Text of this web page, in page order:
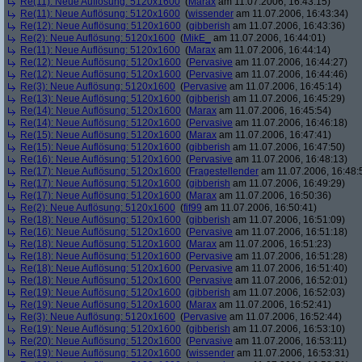
Re(11): Neue Auflösung: 5120x1600 (wissender am 11.07.2006, 16:43:34)
Re(12): Neue Auflösung: 5120x1600 (gibberish am 11.07.2006, 16:43:36)
Re(2): Neue Auflösung: 5120x1600 (MikE_
am 11.07.2006, 16:44:01)
Re(11): Neue Auflösung: 5120x1600 (Marax am 11.07.2006, 16:44:14)
Re(12): Neue Auflösung: 5120x1600 (Pervasive am 11.07.2006, 16:44:27)
Re(12): Neue Auflösung: 5120x1600 (Pervasive am 11.07.2006, 16:44:46)
Re(3): Neue Auflösung: 5120x1600 (Pervasive am 11.07.2006, 16:45:14)
Re(13): Neue Auflösung: 5120x1600 (gibberish am 11.07.2006, 16:45:29)
Re(14): Neue Auflösung: 5120x1600 (Marax am 11.07.2006, 16:45:54)
Re(14): Neue Auflösung: 5120x1600 (Pervasive am 11.07.2006, 16:46:18)
Re(15): Neue Auflösung: 5120x1600 (Marax am 11.07.2006, 16:47:41)
Re(15): Neue Auflösung: 5120x1600 (gibberish am 11.07.2006, 16:47:50)
Re(16): Neue Auflösung: 5120x1600 (Pervasive am 11.07.2006, 16:48:13)
Re(17): Neue Auflösung: 5120x1600 (Fragestellender am 11.07.2006,
Re(17): Neue Auflösung: 5120x1600 (gibberish am 11.07.2006, 16:49:29)
Re(17): Neue Auflösung: 5120x1600 (Marax am 11.07.2006, 16:50:36)
Re(2): Neue Auflösung: 5120x1600 (fif99 am 11.07.2006, 16:50:41)
Re(18): Neue Auflösung: 5120x1600 (gibberish am 11.07.2006, 16:51:09)
Re(16): Neue Auflösung: 5120x1600 (Pervasive am 11.07.2006, 16:51:18)
Re(18): Neue Auflösung: 5120x1600 (Marax am 11.07.2006, 16:51:23)
Re(18): Neue Auflösung: 5120x1600 (Pervasive am 11.07.2006, 16:51:28)
Re(18): Neue Auflösung: 5120x1600 (Pervasive am 11.07.2006, 16:51:40)
Re(18): Neue Auflösung: 5120x1600 (Pervasive am 11.07.2006, 16:52:01)
Re(19): Neue Auflösung: 5120x1600 (gibberish am 11.07.2006, 16:52:03)
Re(19): Neue Auflösung: 5120x1600 (Marax am 11.07.2006, 16:52:41)
Re(3): Neue Auflösung: 5120x1600 (Pervasive am 11.07.2006, 16:52:44)
Re(19): Neue Auflösung: 5120x1600 (gibberish am 11.07.2006, 16:53:10)
Re(20): Neue Auflösung: 5120x1600 (Pervasive am 11.07.2006, 16:53:11)
Re(19): Neue Auflösung: 5120x1600 (wissender am 11.07.2006, 16:53:31)